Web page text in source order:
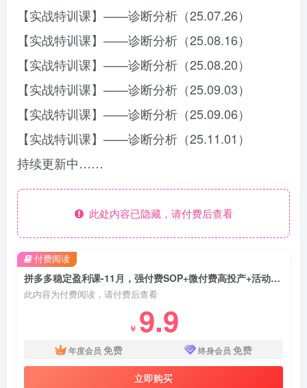
【实战特训课】——诊断分析（25.07.26）
【实战特训课】——诊断分析（25.08.16）
【实战特训课】——诊断分析（25.08.20）
【实战特训课】——诊断分析（25.09.03）
【实战特训课】——诊断分析（25.09.06）
【实战特训课】——诊断分析（25.11.01）
持续更新中……
此处内容已隐藏，请付费后查看
拼多多稳定盈利课-11月，强付费SOP+微付费高投产+活动矩阵，单店月入10w+
此内容为付费阅读，请付费后查看
￥ 9.9
年度会员 免费 终身会员 免费
立即购买
付费阅读